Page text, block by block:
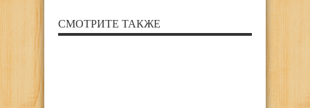
СМОТРИТЕ ТАКЖЕ